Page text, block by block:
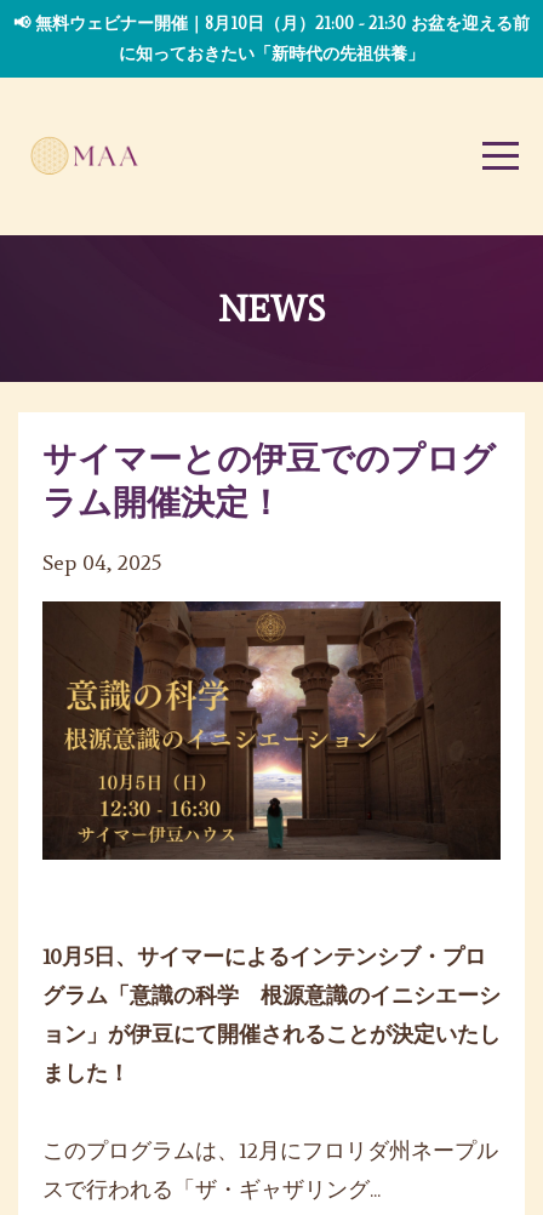
📢 無料ウェビナー開催｜8月10日（月）21:00 - 21:30 お盆を迎える前
に知っておきたい「新時代の先祖供養」
NEWS
サイマーとの伊豆でのプログ
ラム開催決定！
Sep 04, 2025
10月5日、サイマーによるインテンシブ・プロ
グラム「意識の科学 根源意識のイニシエーシ
ョン」 が伊豆にて開催されることが決定いたし
ました！
このプログラムは、12月にフロリダ州ネープル
スで行われる「ザ・ギャザリング...